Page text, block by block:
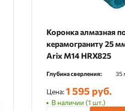
Коронка алмазная
керамограниту 25
Arix M14 HRX825
Глубина сверления: 35
Цена:1 595 руб.
В наличии (1 шт.)